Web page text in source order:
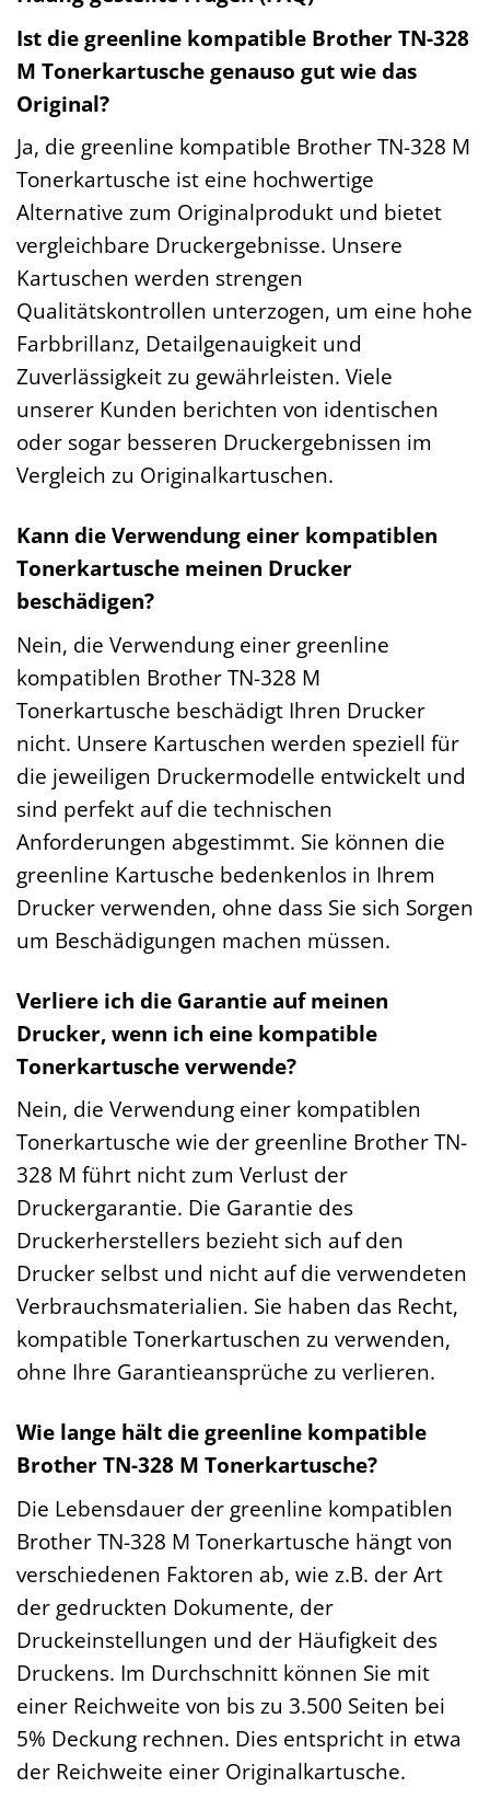
Ist die greenline kompatible Brother TN-328
M Tonerkartusche genauso gut wie das
Original?
Ja, die greenline kompatible Brother TN-328 M
Tonerkartusche ist eine hochwertige
Alternative zum Originalprodukt und bietet
vergleichbare Druckergebnisse. Unsere
Kartuschen werden strengen
Qualitätskontrollen unterzogen, um eine hohe
Farbbrillanz, Detailgenauigkeit und
Zuverlässigkeit zu gewährleisten. Viele
unserer Kunden berichten von identischen
oder sogar besseren Druckergebnissen im
Vergleich zu Originalkartuschen.
Kann die Verwendung einer kompatiblen
Tonerkartusche meinen Drucker
beschädigen?
Nein, die Verwendung einer greenline
kompatiblen Brother TN-328 M
Tonerkartusche beschädigt Ihren Drucker
nicht. Unsere Kartuschen werden speziell für
die jeweiligen Druckermodelle entwickelt und
sind perfekt auf die technischen
Anforderungen abgestimmt. Sie können die
greenline Kartusche bedenkenlos in Ihrem
Drucker verwenden, ohne dass Sie sich Sorgen
um Beschädigungen machen müssen.
Verliere ich die Garantie auf meinen
Drucker, wenn ich eine kompatible
Tonerkartusche verwende?
Nein, die Verwendung einer kompatiblen
Tonerkartusche wie der greenline Brother TN-
328 M führt nicht zum Verlust der
Druckergarantie. Die Garantie des
Druckerherstellers bezieht sich auf den
Drucker selbst und nicht auf die verwendeten
Verbrauchsmaterialien. Sie haben das Recht,
kompatible Tonerkartuschen zu verwenden,
ohne Ihre Garantieansprüche zu verlieren.
Wie lange hält die greenline kompatible
Brother TN-328 M Tonerkartusche?
Die Lebensdauer der greenline kompatiblen
Brother TN-328 M Tonerkartusche hängt von
verschiedenen Faktoren ab, wie z.B. der Art
der gedruckten Dokumente, der
Druckeinstellungen und der Häufigkeit des
Druckens. Im Durchschnitt können Sie mit
einer Reichweite von bis zu 3.500 Seiten bei
5% Deckung rechnen. Dies entspricht in etwa
der Reichweite einer Originalkartusche.